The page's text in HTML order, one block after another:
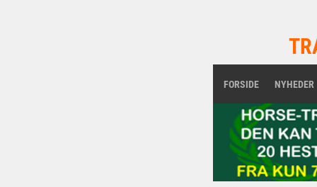
FORSIDE NYHEDER